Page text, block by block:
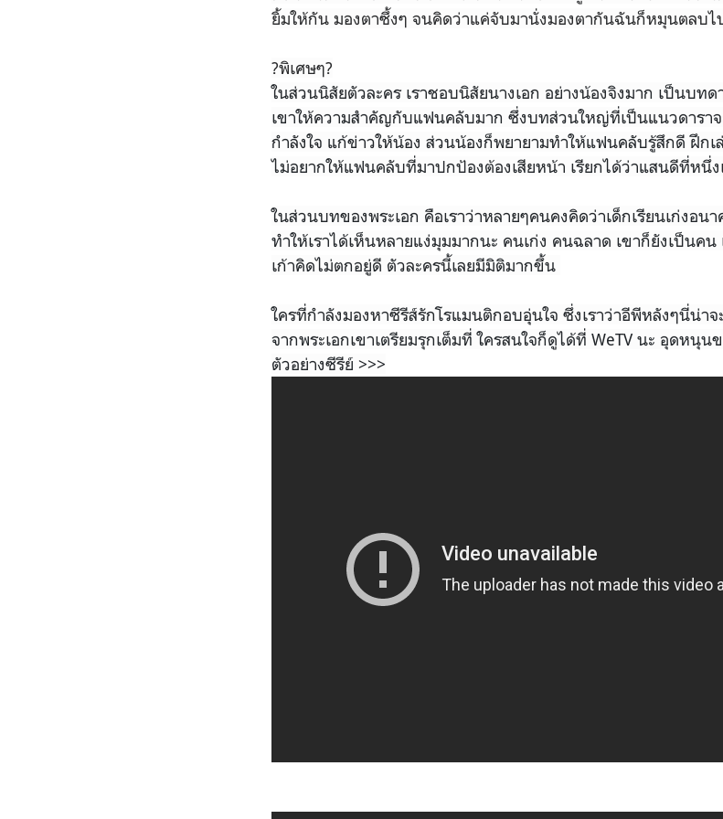
ยิ้มให้กัน มองตาซึ้งๆ จนคิดว่าแค่จับมานั่งมองตากันฉันก็หมุนตลบ
?พิเศษๆ?
ในส่วนนิสัยตัวละคร เราชอบนิสัยนางเอก อย่างน้องจิงมาก เป็นบทด
เขาให้ความสำคัญกับแฟนคลับมาก ซึ่งบทส่วนใหญ่ที่เป็นแนวดารา
กำลังใจ แก้ข่าวให้น้อง ส่วนน้องก็พยายามทำให้แฟนคลับรู้สึกดี ฝึกเ
ไม่อยากให้แฟนคลับที่มาปกป้องต้องเสียหน้า เรียกได้ว่าแสนดีที่หนึ่ง
ในส่วนบทของพระเอก คือเราว่าหลายๆคนคงคิดว่าเด็กเรียนเก่งอน
ทำให้เราได้เห็นหลายแง่มุมมากนะ คนเก่ง คนฉลาด เขาก็ยังเป็น
เก้าคิดไม่ตกอยู่ดี ตัวละครนี้เลยมีมิติมากขึ้น
ใครที่กำลังมองหาซีรีส์รักโรแมนติกอบอุ่นใจ ซึ่งเราว่าอีพีหลังๆนี่น่า
จากพระเอกเขาเตรียมรุกเต็มที่ ใครสนใจก็ดูได้ที่ WeTV นะ อุดหนุ
ตัวอย่างซีรีย์ >>>